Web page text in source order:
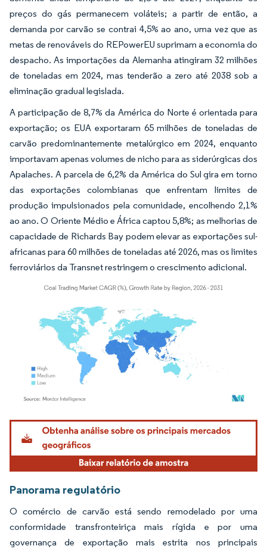
preços do gás permanecem voláteis; a partir de então, a
demanda por carvão se contrai 4,5% ao ano, uma vez que as
metas de renováveis do REPowerEU suprimam a economia do
despacho. As importações da Alemanha atingiram 32 milhões
de toneladas em 2024, mas tenderão a zero até 2038 sob a
eliminação gradual legislada.
A participação de 8,7% da América do Norte é orientada para
exportação; os EUA exportaram 65 milhões de toneladas de
carvão predominantemente metalúrgico em 2024, enquanto
importavam apenas volumes de nicho para as siderúrgicas dos
Apalaches. A parcela de 6,2% da América do Sul gira em torno
das exportações colombianas que enfrentam limites de
produção impulsionados pela comunidade, encolhendo 2,1%
ao ano. O Oriente Médio e África captou 5,8%; as melhorias de
capacidade de Richards Bay podem elevar as exportações sul-
africanas para 60 milhões de toneladas até 2026, mas os limites
ferroviários da Transnet restringem o crescimento adicional.
Imagem © Mordor Intelligence. O reuso requer atribuição conforme CC BY 4.0.
Panorama regulatório
O comércio de carvão está sendo remodelado por uma
conformidade transfronteiriça mais rígida e por uma
governança de exportação mais estrita nos principais